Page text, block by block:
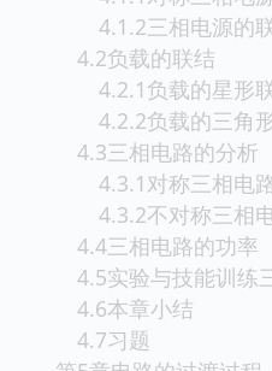
4.1.2三相电源的
4.2负载的联结
4.2.1负载的星形
4.2.2负载的三角
4.3三相电路的分析
4.3.1对称三相电
4.3.2不对称三相
4.4三相电路的功率
4.5实验与技能训练
4.6本章小结
4.7习题